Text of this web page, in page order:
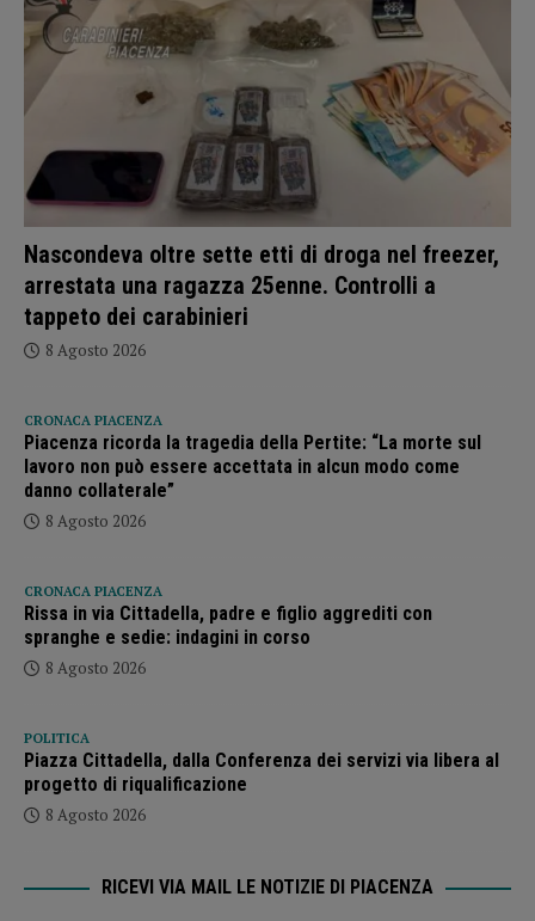
Nascondeva oltre sette etti di droga nel freezer,
arrestata una ragazza 25enne. Controlli a
tappeto dei carabinieri
8 Agosto 2026
CRONACA PIACENZA
Piacenza ricorda la tragedia della Pertite: “La morte sul
lavoro non può essere accettata in alcun modo come
danno collaterale”
8 Agosto 2026
CRONACA PIACENZA
Rissa in via Cittadella, padre e figlio aggrediti con
spranghe e sedie: indagini in corso
8 Agosto 2026
POLITICA
Piazza Cittadella, dalla Conferenza dei servizi via libera al
progetto di riqualificazione
8 Agosto 2026
RICEVI VIA MAIL LE NOTIZIE DI PIACENZA